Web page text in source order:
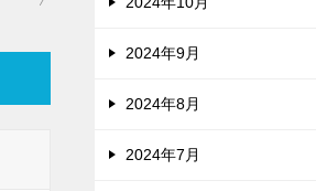
2024年9月
2024年8月
2024年7月